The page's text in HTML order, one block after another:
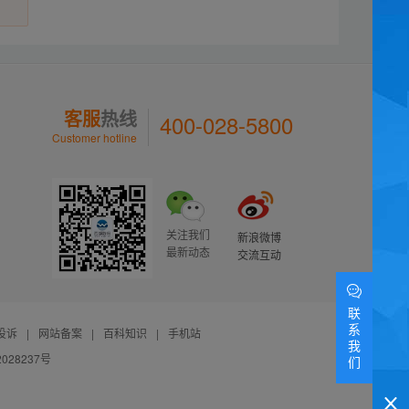
客服热线
Customer hotline 400-028-5800
关注我们
最新动态
新浪微博
交流互动
诉 | 网站备案 | 百科知识 |
手机站
号
联
系
我
们